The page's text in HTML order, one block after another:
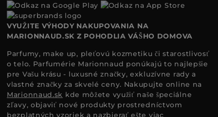
VYUŽITE VÝHODY NAKUPOVANIA NA
MARIONNAUD.SK Z POHODLIA VÁŠHO DOMOVA
Parfumy, make up, pleťovú kozmetiku či starostlivosť
o telo. Parfumérie Marionnaud ponúkajú to najlepšie
pre Vašu krásu - luxusné značky, exkluzívne rady a
vlastné značky za skvelé ceny. Nakupujte online na
Marionnaud.sk kde môžete využiť naše špeciálne
zľavy, objaviť nové produkty prostredníctvom
bezplatných vzoriek a nazbierať ešte viac